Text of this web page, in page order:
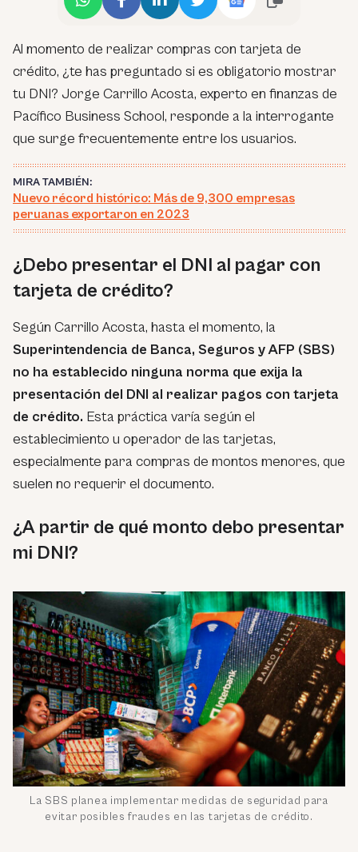
Al momento de realizar compras con tarjeta de
crédito, ¿te has preguntado si es obligatorio mostrar
tu DNI? Jorge Carrillo Acosta, experto en finanzas de
Pacífico Business School, responde a la interrogante
que surge frecuentemente entre los usuarios.
MIRA TAMBIÉN:
Nuevo récord histórico: Más de 9,300 empresas
peruanas exportaron en 2023
¿Debo presentar el DNI al pagar con
tarjeta de crédito?
Según Carrillo Acosta, hasta el momento, la
Superintendencia de Banca, Seguros y AFP (SBS)
no ha establecido ninguna norma que exija la
presentación del DNI al realizar pagos con tarjeta
de crédito. Esta práctica varía según el
establecimiento u operador de las tarjetas,
especialmente para compras de montos menores, que
suelen no requerir el documento.
¿A partir de qué monto debo presentar
mi DNI?
La SBS planea implementar medidas de seguridad para
evitar posibles fraudes en las tarjetas de crédito.